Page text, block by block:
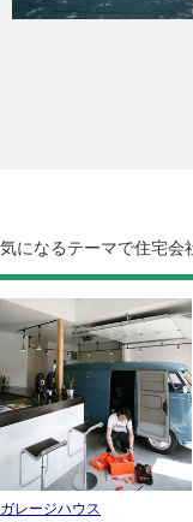
気になるテーマで住宅会
ガレージハウス